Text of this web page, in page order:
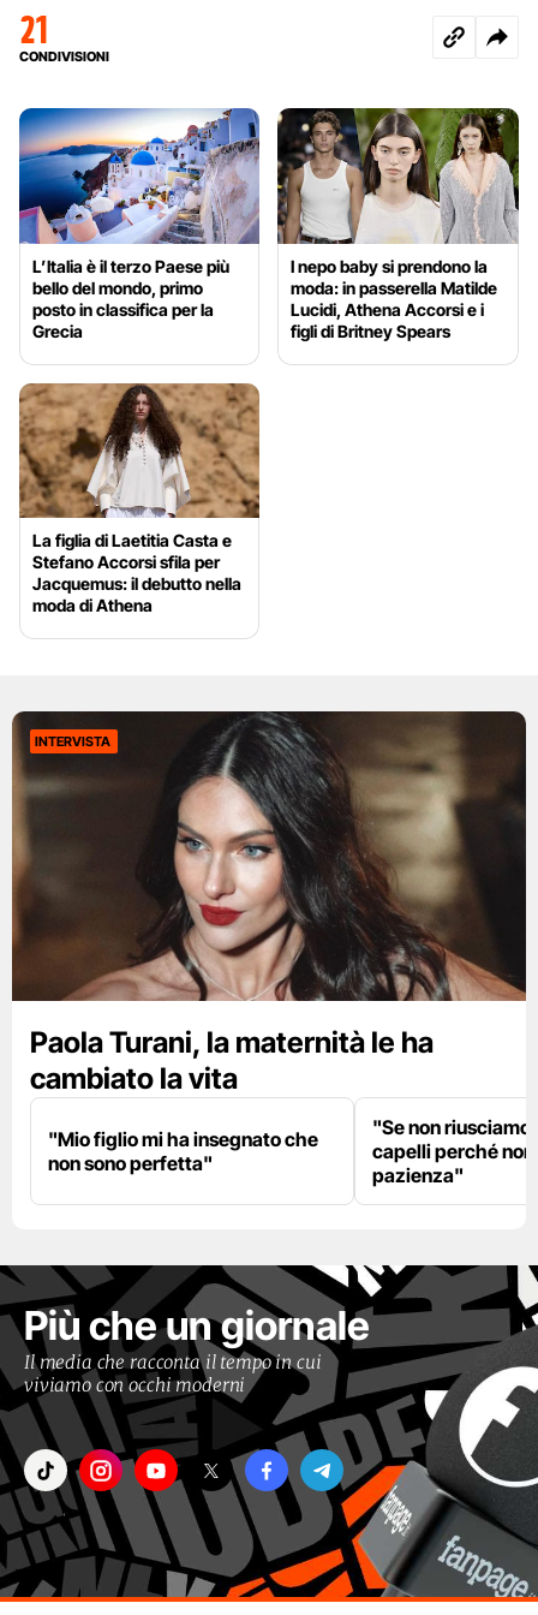
21
CONDIVISIONI
L’Italia è il terzo Paese più
bello del mondo, primo
posto in classifica per la
Grecia
I nepo baby si prendono la
moda: in passerella Matilde
Lucidi, Athena Accorsi e i
figli di Britney Spears
La figlia di Laetitia Casta e
Stefano Accorsi sfila per
Jacquemus: il debutto nella
moda di Athena
INTERVISTA
Paola Turani, la maternità le ha
cambiato la vita
"Mio figlio mi ha insegnato che
non sono perfetta"
"Se non riusciamo
capelli perché
pazienza"
Più che un giornale
Il media che racconta il tempo in cui
viviamo con occhi moderni